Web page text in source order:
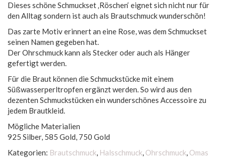
Dieses schöne Schmuckset ‚Röschen‘ eignet sich nicht nur für
den Alltag sondern ist auch als Brautschmuck wunderschön!
Das zarte Motiv erinnert an eine Rose, was dem Schmuckset
seinen Namen gegeben hat.
Der Ohrschmuck kann als Stecker oder auch als Hänger
gefertigt werden.
Für die Braut können die Schmuckstücke mit einem
Süßwasserperltropfen ergänzt werden. So wird aus den
dezenten Schmuckstücken ein wunderschönes Accessoire zu
jedem Brautkleid.
Mögliche Materialien
925 Silber, 585 Gold, 750 Gold
Kategorien: Brautschmuck, Halsschmuck, Ohrschmuck, Omas